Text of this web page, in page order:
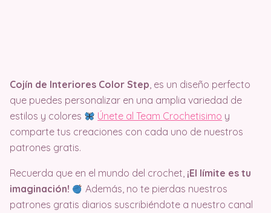
Cojín de Interiores Color Step , es un diseño perfecto
que puedes personalizar en una amplia variedad de
estilos y colores
Únete al Team Crochetisimo y
comparte tus creaciones con cada uno de nuestros
patrones gratis.
Recuerda que en el mundo del crochet, ¡El límite es tu
imaginación!
Además, no te pierdas nuestros
patrones gratis diarios suscribiéndote a nuestro canal